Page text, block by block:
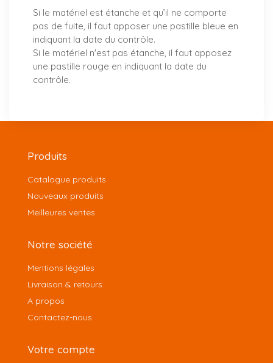
Si le matériel est étanche et qu’il ne comporte
pas de fuite, il faut apposer une pastille bleue en
indiquant la date du contrôle.
Si le matériel n'est pas étanche, il faut apposez
une pastille rouge en indiquant la date du
contrôle.
Produits
Catalogue produits
Nouveaux produits
Meilleures ventes
Notre société
Mentions légales
Livraison & retours
A propos
Contactez-nous
Votre compte